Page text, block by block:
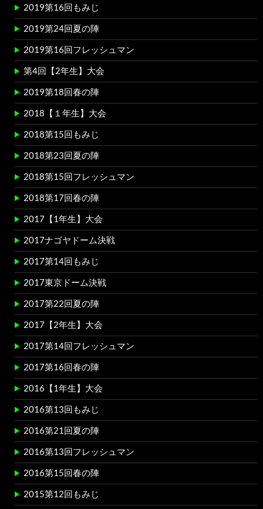
2019第16回もみじ
2019第24回夏の陣
2019第16回フレッシュマン
第4回【2年生】大会
2019第18回春の陣
2018【１年生】大会
2018第15回もみじ
2018第23回夏の陣
2018第15回フレッシュマン
2018第17回春の陣
2017【1年生】大会
2017ナゴヤドーム決戦
2017第14回もみじ
2017東京ドーム決戦
2017第22回夏の陣
2017【2年生】大会
2017第14回フレッシュマン
2017第16回春の陣
2016【1年生】大会
2016第13回もみじ
2016第21回夏の陣
2016第13回フレッシュマン
2016第15回春の陣
2015第12回もみじ